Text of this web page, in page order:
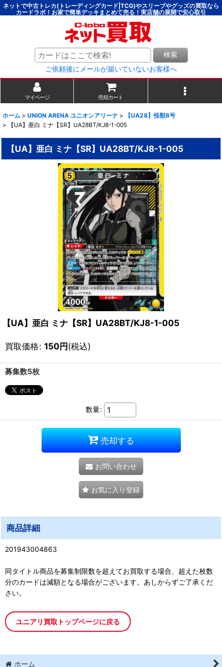
ネットで中古トレカ(トレーディングカード|TCG)やスリーブやグッズの買取なら
カードラボ！お家で簡単デッキまとめて売る！実店舗の展開で安心取引
検索
ご依頼後にメールが届いていないお客様へ
マイページ 売却カート
ホーム > UNION ARENA ユニオンアリーナ >
【UA28】怪獣8号
>
【UA】亜白 ミナ【SR】UA28BT/KJ8-1-005
【UA】亜白 ミナ【SR】UA28BT/KJ8-1-005
【UA】亜白 ミナ【SR】UA28BT/KJ8-1-005
買取価格: 150円(税込)
募集数5枚
数量:
売却する
お問い合わせ
お気に入り登録
商品詳細
201943004863
同タイトル商品を募集制限数を超えてお買取する場合、超えた枚数
分のカードは減額となる場合がございます。あしからずご了承くだ
さい。
ユニアリ買取トップページに戻る
ホーム